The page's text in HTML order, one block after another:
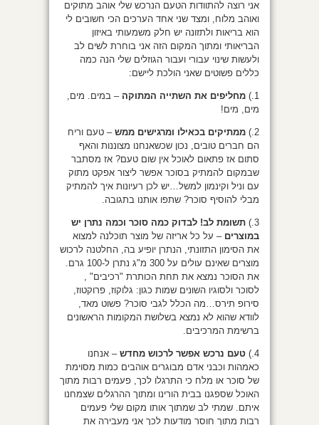
אני רוצה להתוודות הטעם הנרכש שלי אוהב מתוקים
ואוהב מלוח, ומצד שני אחד הערכים הכי חשובים לי
הוא בריאות ולתזונה יש חלק משמעותי באיזון
הבריאותי ומתוך המקום הזה אני בוחרת לשים לב
ולעשות שינוי עבורי ועבור הגוזלים שלי הנה כמה
כללים פשוטים שאני הולכת ליישם:
1.) מחליפים את השתייה המתוקה – במים. מים,
מים, מים!
2.) ממתיקים בכאילו ומרגישים ממש – טעם וריח
הם חברים טובים, נכון שכשאנחנו מצוננות והאף
סתום אז פתאום לאוכל אין שום טעם? אז מסתבר
שבמקום להמתיק בסוכר אפשר ליצור אפקט מתוק
עם וניל וקינמון למשל…יש לכן רעיונות איך להמתיק
מבלי להוסיף סוכר? שתפו אותנו בתגובה.
3.)
תשומת לב! לבדוק כמה סוכר וכמה נתרן יש
במוצרים– על כל אריזה של מוצר תוכלנה למצוא
את הסימון התזונתי, הנתרן יופיע בה, החלטנה לרכוש
מוצרים שאינם עולים על 300 מ"ג נתרן ל-100 גרם.
את הסוכר נמצא את תחת הכותרת "רכיבים" ,
לסוכר ולסוגיו השונים שמות כגון: גלוקוז, פרוקטוז,
סירופ תירס…מה הכלל לגבי סוכר? פשוט מאד,
לוודא שהוא לא נמצא בשלושת המקומות הראשונים
ברשימת המרכיבים.
4.) טעם נרכש אפשר לרכוש מחדש – אנחנו
כאמהות וכבני אדם מבוגרים אוהבים כמות מסוימת
של סוכר או מלח כי התרגלו לכך, פעמים רבות מתוך
האוכל שספגנו בבית הורינו ומתוך ההרגלים שצמחנו
איתם. שמתי לב שמתוך אותו מקום שלי פעמים
רבות מתוך חוסר מודעות לכך אני מעבירה את